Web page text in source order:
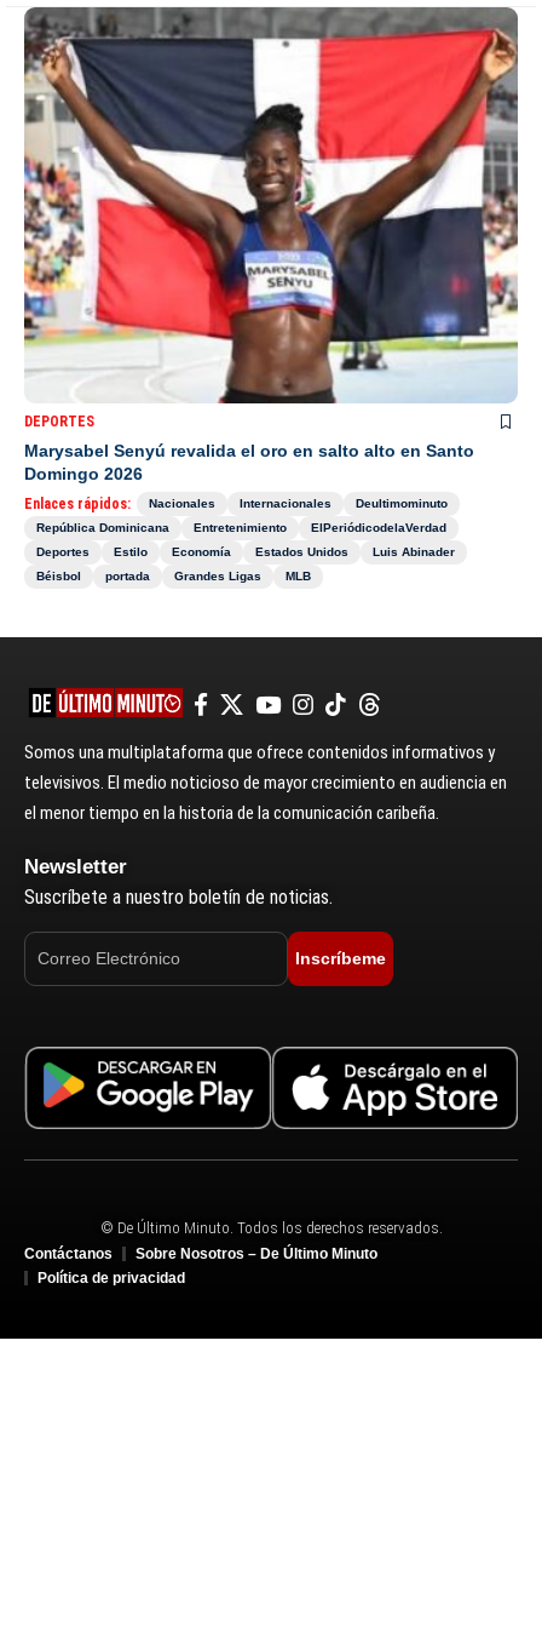
DEPORTES
Marysabel Senyú revalida el oro en salto alto en Santo
Domingo 2026
Enlaces rápidos: Nacionales Internacionales
Deultimominuto
República Dominicana
Entretenimiento
ElPeriódicodelaVerdad
Deportes
Estilo Economía Estados Unidos
Luis Abinader
Béisbol
portada Grandes Ligas MLB
Somos una multiplataforma que ofrece contenidos informativos y
televisivos. El medio noticioso de mayor crecimiento en audiencia en
el menor tiempo en la historia de la comunicación caribeña.
Newsletter
Suscríbete a nuestro boletín de noticias.
Inscríbeme
© De Último Minuto. Todos los derechos reservados.
Contáctanos
Sobre Nosotros – De Último Minuto
Política de privacidad